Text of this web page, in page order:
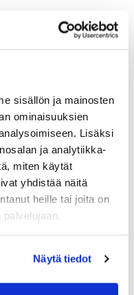
sisällön ja mainosten
ominaisuuksien
Lisäksi
ja analytiikka-
miten käytät
yhdistää näitä
heille tai joita on
Näytä tiedot
simulaattori ja
sisäharjoitustilat.